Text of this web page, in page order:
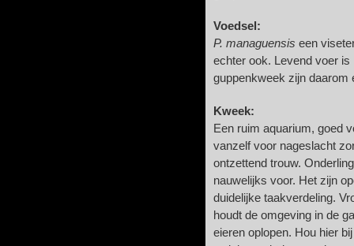
Voedsel:
P. managuensis een
echter ook. Levend voer
guppenkweek zijn
Kweek:
Een ruim aquarium, goed
vanzelf voor nageslacht
ontzettend trouw.
nauwelijks voor. Het zijn
duidelijke taakverdeling.
houdt de omgeving in de
eieren oplopen. Hou hier